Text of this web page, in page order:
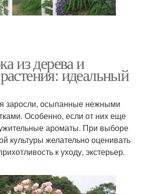
из дерева и
идеальный
заросли, осыпанные нежными
Особенно, если от них еще
ароматы. При выборе
культуры желательно оценивать
к уходу, экстерьер.